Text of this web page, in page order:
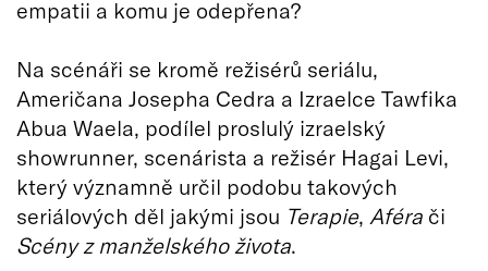
empatii a komu je odepřena?
Na scénáři se kromě režisérů seriálu,
Američana Josepha Cedra a Izraelce Tawfika
Abua Waela, podílel proslulý izraelský
showrunner, scenárista a režisér Hagai Levi,
který významně určil podobu takových
seriálových děl jakými jsou Terapie, Aféra či
Scény z manželského života.